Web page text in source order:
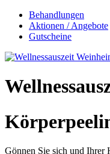
Behandlungen
Aktionen / Angebote
Gutscheine
Gönnen Sie sich und Ihrer